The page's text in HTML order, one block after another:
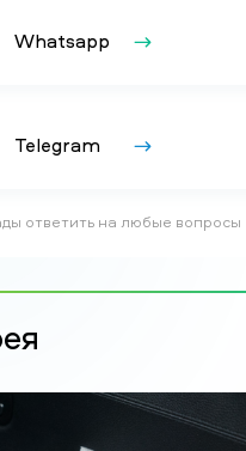
Whatsapp
Telegram
ответить на любые вопросы